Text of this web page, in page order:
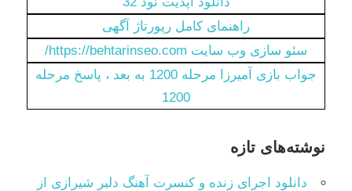
راهنمای کامل رپورتاژ آگهی
سئو سازی وب سایت https://behtarinseo.com/
جواب بازی آمیرزا مرحله 1200 به بعد ، پاسخ مرحله
1200
نوشته‌های تازه
دانلود اجرای زنده و کنسرت آهنگ دلبر شیرازی از